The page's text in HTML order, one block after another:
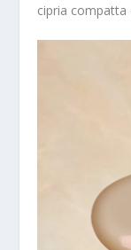
cipria compatta